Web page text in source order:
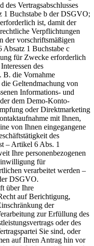
Vertragsabschlusses
1 Buchstabe b der DSGVO;
ist, damit der
Verpflichtungen
der vorschriftsmäßigen
1 Buchstabe c
für Zwecke erforderlich
des
B. die Vornahme
Geltendmachung von
Informations- und
dem Demo-Konto-
oder Direktmarketing
mit Ihnen,
von Ihnen eingegangene
des
– Artikel 6 Abs. 1
Ihre personenbezogenen
für
verarbeitet werden –
DSGVO.
über Ihre
auf Berichtigung,
der
zur Erfüllung des
oder des
Sie sind, oder
auf Ihren Antrag hin vor